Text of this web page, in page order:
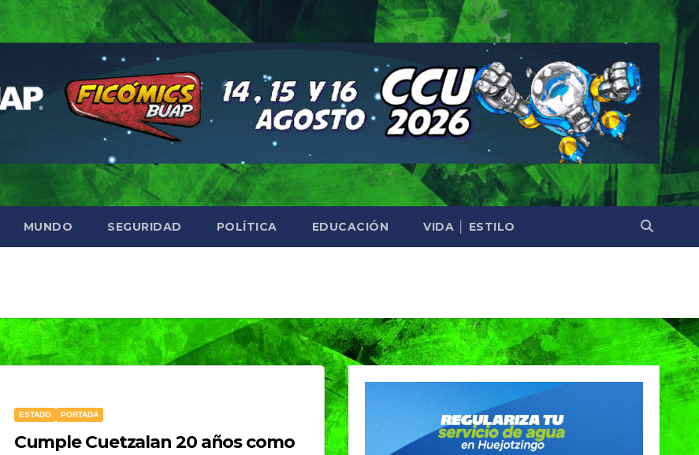
MUNDO SEGURIDAD POLÍTICA EDUCACIÓN VIDA │ ESTILO
ESTADO PORTADA
Cumple Cuetzalan 20 años como